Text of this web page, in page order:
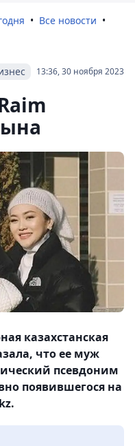
Все новости
13:36, 30 ноября 2023
казахстанская
что ее муж
псевдоним
появившегося на